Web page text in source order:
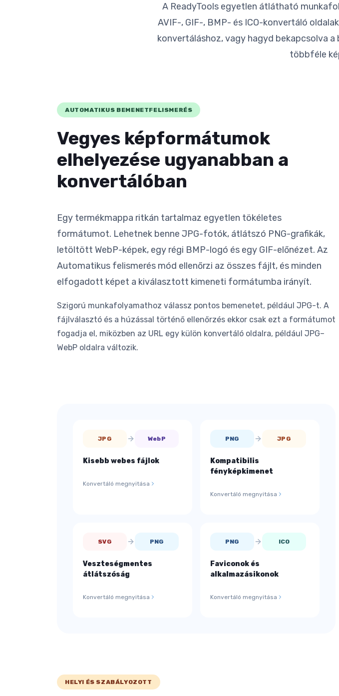
A ReadyTools egyetlen átlátható
AVIF-, GIF-, BMP- és ICO-konvertáló
konvertáláshoz, vagy hagyd bekapcsolva
többféle
AUTOMATIKUS BEMENETFELISMERÉS
Vegyes képformátumok
elhelyezése ugyanabban a
konvertálóban
Egy termékmappa ritkán tartalmaz egyetlen tökéletes
formátumot. Lehetnek benne JPG-fotók, átlátszó PNG-grafikák,
letöltött WebP-képek, egy régi BMP-logó és egy GIF-előnézet. Az
Automatikus felismerés mód ellenőrzi az összes fájlt, és minden
elfogadott képet a kiválasztott kimeneti formátumba irányít.
Szigorú munkafolyamathoz válassz pontos bemenetet, például JPG-t. A
fájlválasztó és a húzással történő ellenőrzés ekkor csak ezt a formátumot
fogadja el, miközben az URL egy külön konvertáló oldalra, például JPG–
WebP oldalra változik.
JPG WebP
Kisebb webes fájlok
Konvertáló megnyitása
PNG JPG
Kompatibilis
fényképkimenet
Konvertáló megnyitása
SVG PNG
Veszteségmentes
átlátszóság
Konvertáló megnyitása
PNG ICO
Faviconok és
alkalmazásikonok
Konvertáló megnyitása
HELYI ÉS SZABÁLYOZOTT